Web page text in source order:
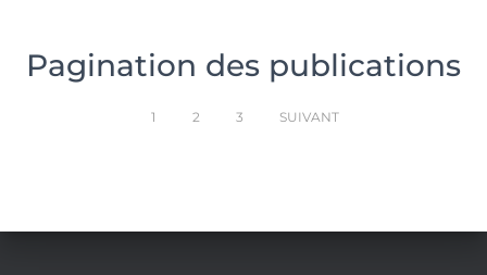
Pagination des publications
1 2 3 SUIVANT